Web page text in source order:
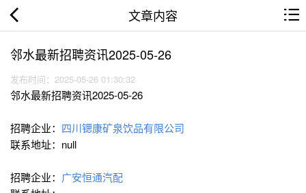
文章内容
邻水最新招聘资讯2025-05-26
发布时间：2025-05-26 01:30:32
邻水最新招聘资讯2025-05-26
招聘企业： 四川锶康矿泉饮品有限公司
联系地址：null
招聘企业： 广安恒通汽配